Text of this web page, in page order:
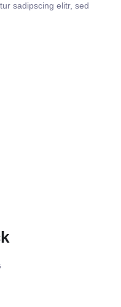
sadipscing elitr, sed